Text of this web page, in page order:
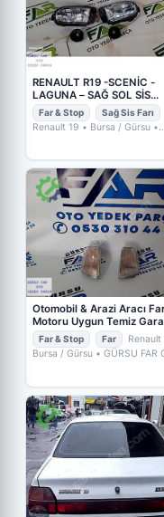
RENAULT R19 -SCENİC -
LAGUNA – SAĞ SOL SİS
YUMURTA TİP
Far & Stop Sağ Sis Farı
Renault 19 • Bursa / Gürsu •
Otomobil & Arazi Aracı
Motoru Uygun Temiz
Herth Buss Opel
Far & Stop Far Renault
Bursa / Gürsu • GÜRSU FAR